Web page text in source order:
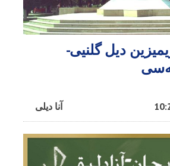
دیل گلنیی-
آنا دیلی